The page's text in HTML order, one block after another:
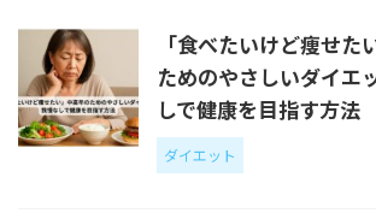
「食べたいけど痩せた
ためのやさしいダイエ
しで健康を目指す方法
ダイエット